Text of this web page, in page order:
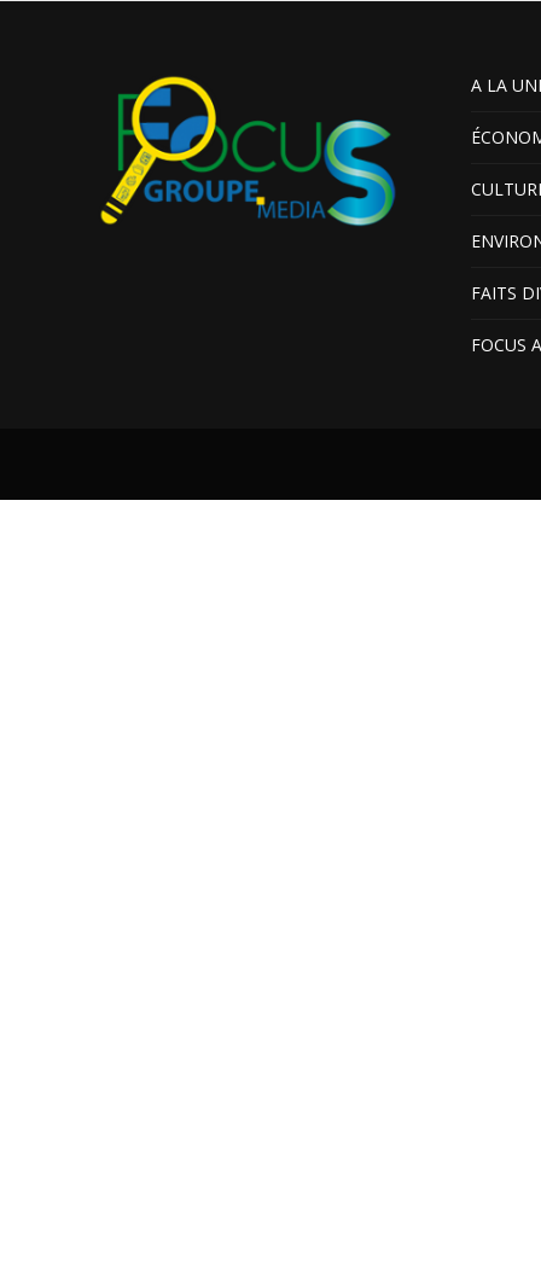
A LA
FAITS
FOCUS